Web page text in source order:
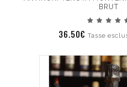
BRUT
36.50€Tasse